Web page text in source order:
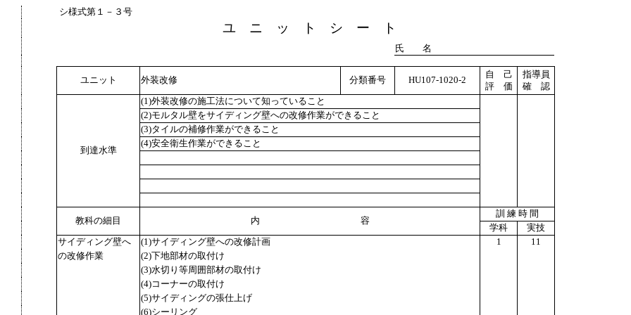
シ様式第１－３号
ユ ニ ッ ト シ ー ト
氏 名
ユニット 外装改修 分類番号 HU107-1020-2
自 己
評 価
指導員
確 認
到達水準
(1)外装改修の施工法について知っていること
(2)モルタル壁をサイディング壁への改修作業ができること
(3)タイルの補修作業ができること
(4)安全衛生作業ができること
教科の細目 内 容
訓 練 時 間
学科
実技
サイディング壁へ
(1)サイディング壁への改修計画 1
11
の改修作業
(2)下地部材の取付け
(3)水切り等周囲部材の取付け
(4)コーナーの取付け
(5)サイディングの張仕上げ
(6)シーリング